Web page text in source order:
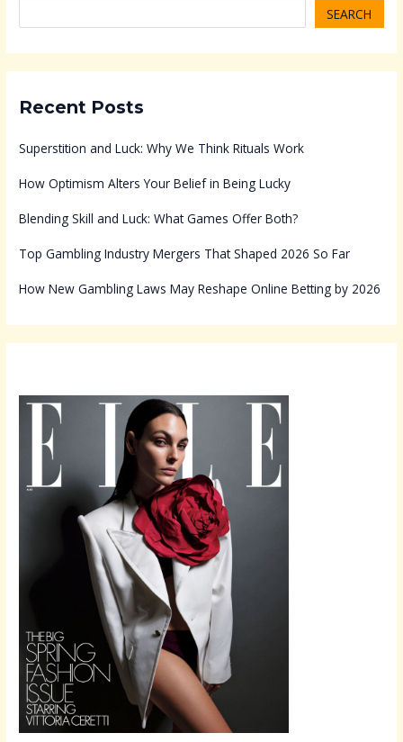
SEARCH
Recent Posts
Superstition and Luck: Why We Think Rituals Work
How Optimism Alters Your Belief in Being Lucky
Blending Skill and Luck: What Games Offer Both?
Top Gambling Industry Mergers That Shaped 2026 So Far
How New Gambling Laws May Reshape Online Betting by 2026